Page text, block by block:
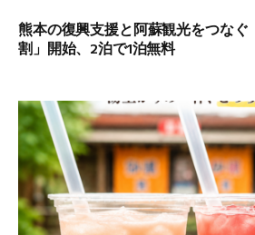
熊本の復興支援と阿蘇観光をつな
割」開始、2泊で1泊無料